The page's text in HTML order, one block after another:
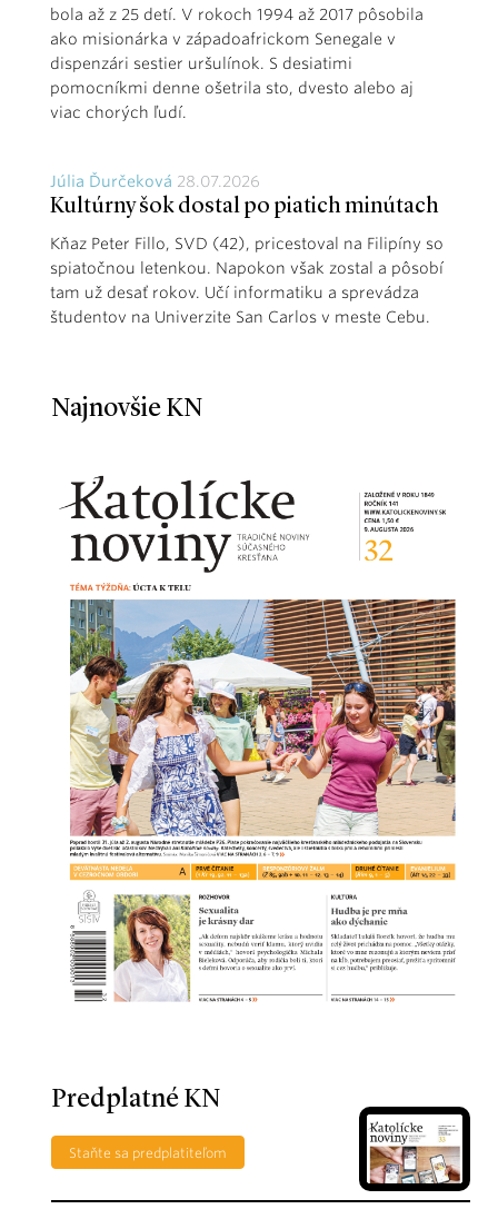
bola až z 25 detí. V rokoch 1994 až 2017 pôsobila
ako misionárka v západoafrickom Senegale v
dispenzári sestier uršulínok. S desiatimi
pomocníkmi denne ošetrila sto, dvesto alebo aj
viac chorých ľudí.
Júlia Ďurčeková 28.07.2026
Kultúrny šok dostal po piatich minútach
Kňaz Peter Fillo, SVD (42), pricestoval na Filipíny so
spiatočnou letenkou. Napokon však zostal a pôsobí
tam už desať rokov. Učí informatiku a sprevádza
študentov na Univerzite San Carlos v meste Cebu.
Najnovšie KN
Predplatné KN
Staňte sa predplatiteľom